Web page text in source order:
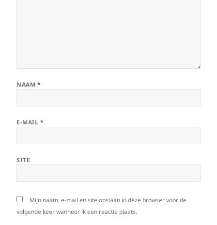
NAAM *
E-MAIL *
SITE
Mijn naam, e-mail en site opslaan in deze browser voor de
volgende keer wanneer ik een reactie plaats.